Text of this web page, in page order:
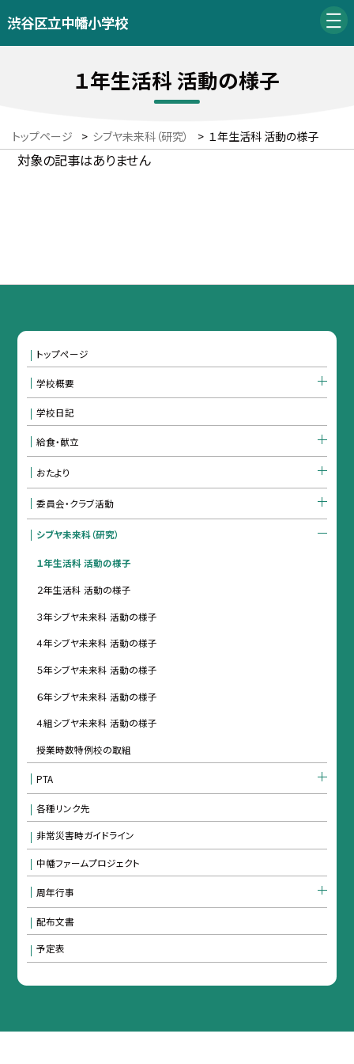
渋谷区立中幡小学校
１年生活科 活動の様子
トップページ > シブヤ未来科（研究） > １年生活科 活動の様子
対象の記事はありません
トップページ
学校概要
学校日記
給食・献立
おたより
委員会・クラブ活動
シブヤ未来科（研究）
１年生活科 活動の様子
２年生活科 活動の様子
３年シブヤ未来科 活動の様子
４年シブヤ未来科 活動の様子
５年シブヤ未来科 活動の様子
６年シブヤ未来科 活動の様子
４組シブヤ未来科 活動の様子
授業時数特例校の取組
PTA
各種リンク先
非常災害時ガイドライン
中幡ファームプロジェクト
周年行事
配布文書
予定表